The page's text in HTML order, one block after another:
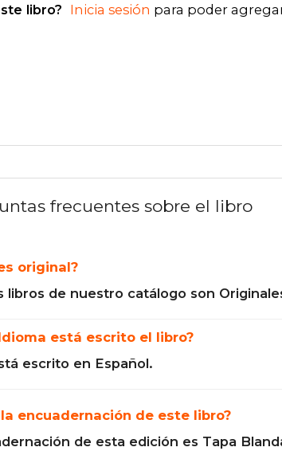
libro? Inicia sesión para poder
frecuentes sobre el libro
original?
libros de nuestro catálogo son
está escrito el libro?
escrito en Español.
la encuadernación de este libro?
de esta edición es Tapa